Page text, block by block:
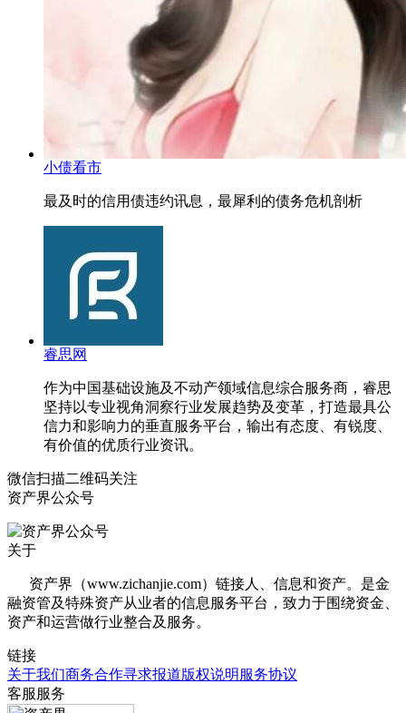
小债看市
最及时的信用债违约讯息，最犀利的债务危机剖析
睿思网
作为中国基础设施及不动产领域信息综合服务商，睿思
坚持以专业视角洞察行业发展趋势及变革，打造最具公
信力和影响力的垂直服务平台，输出有态度、有锐度、
有价值的优质行业资讯。
微信扫描二维码关注
资产界公众号
关于
资产界（www.zichanjie.com）链接人、信息和资产。是金
融资管及特殊资产从业者的信息服务平台，致力于围绕资金、
资产和运营做行业整合及服务。
链接
关于我们商务合作寻求报道版权说明 服务协议
客服服务